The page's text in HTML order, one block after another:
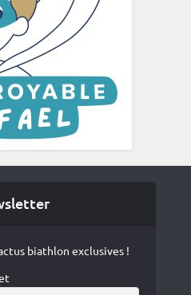
biathlon exclusives !